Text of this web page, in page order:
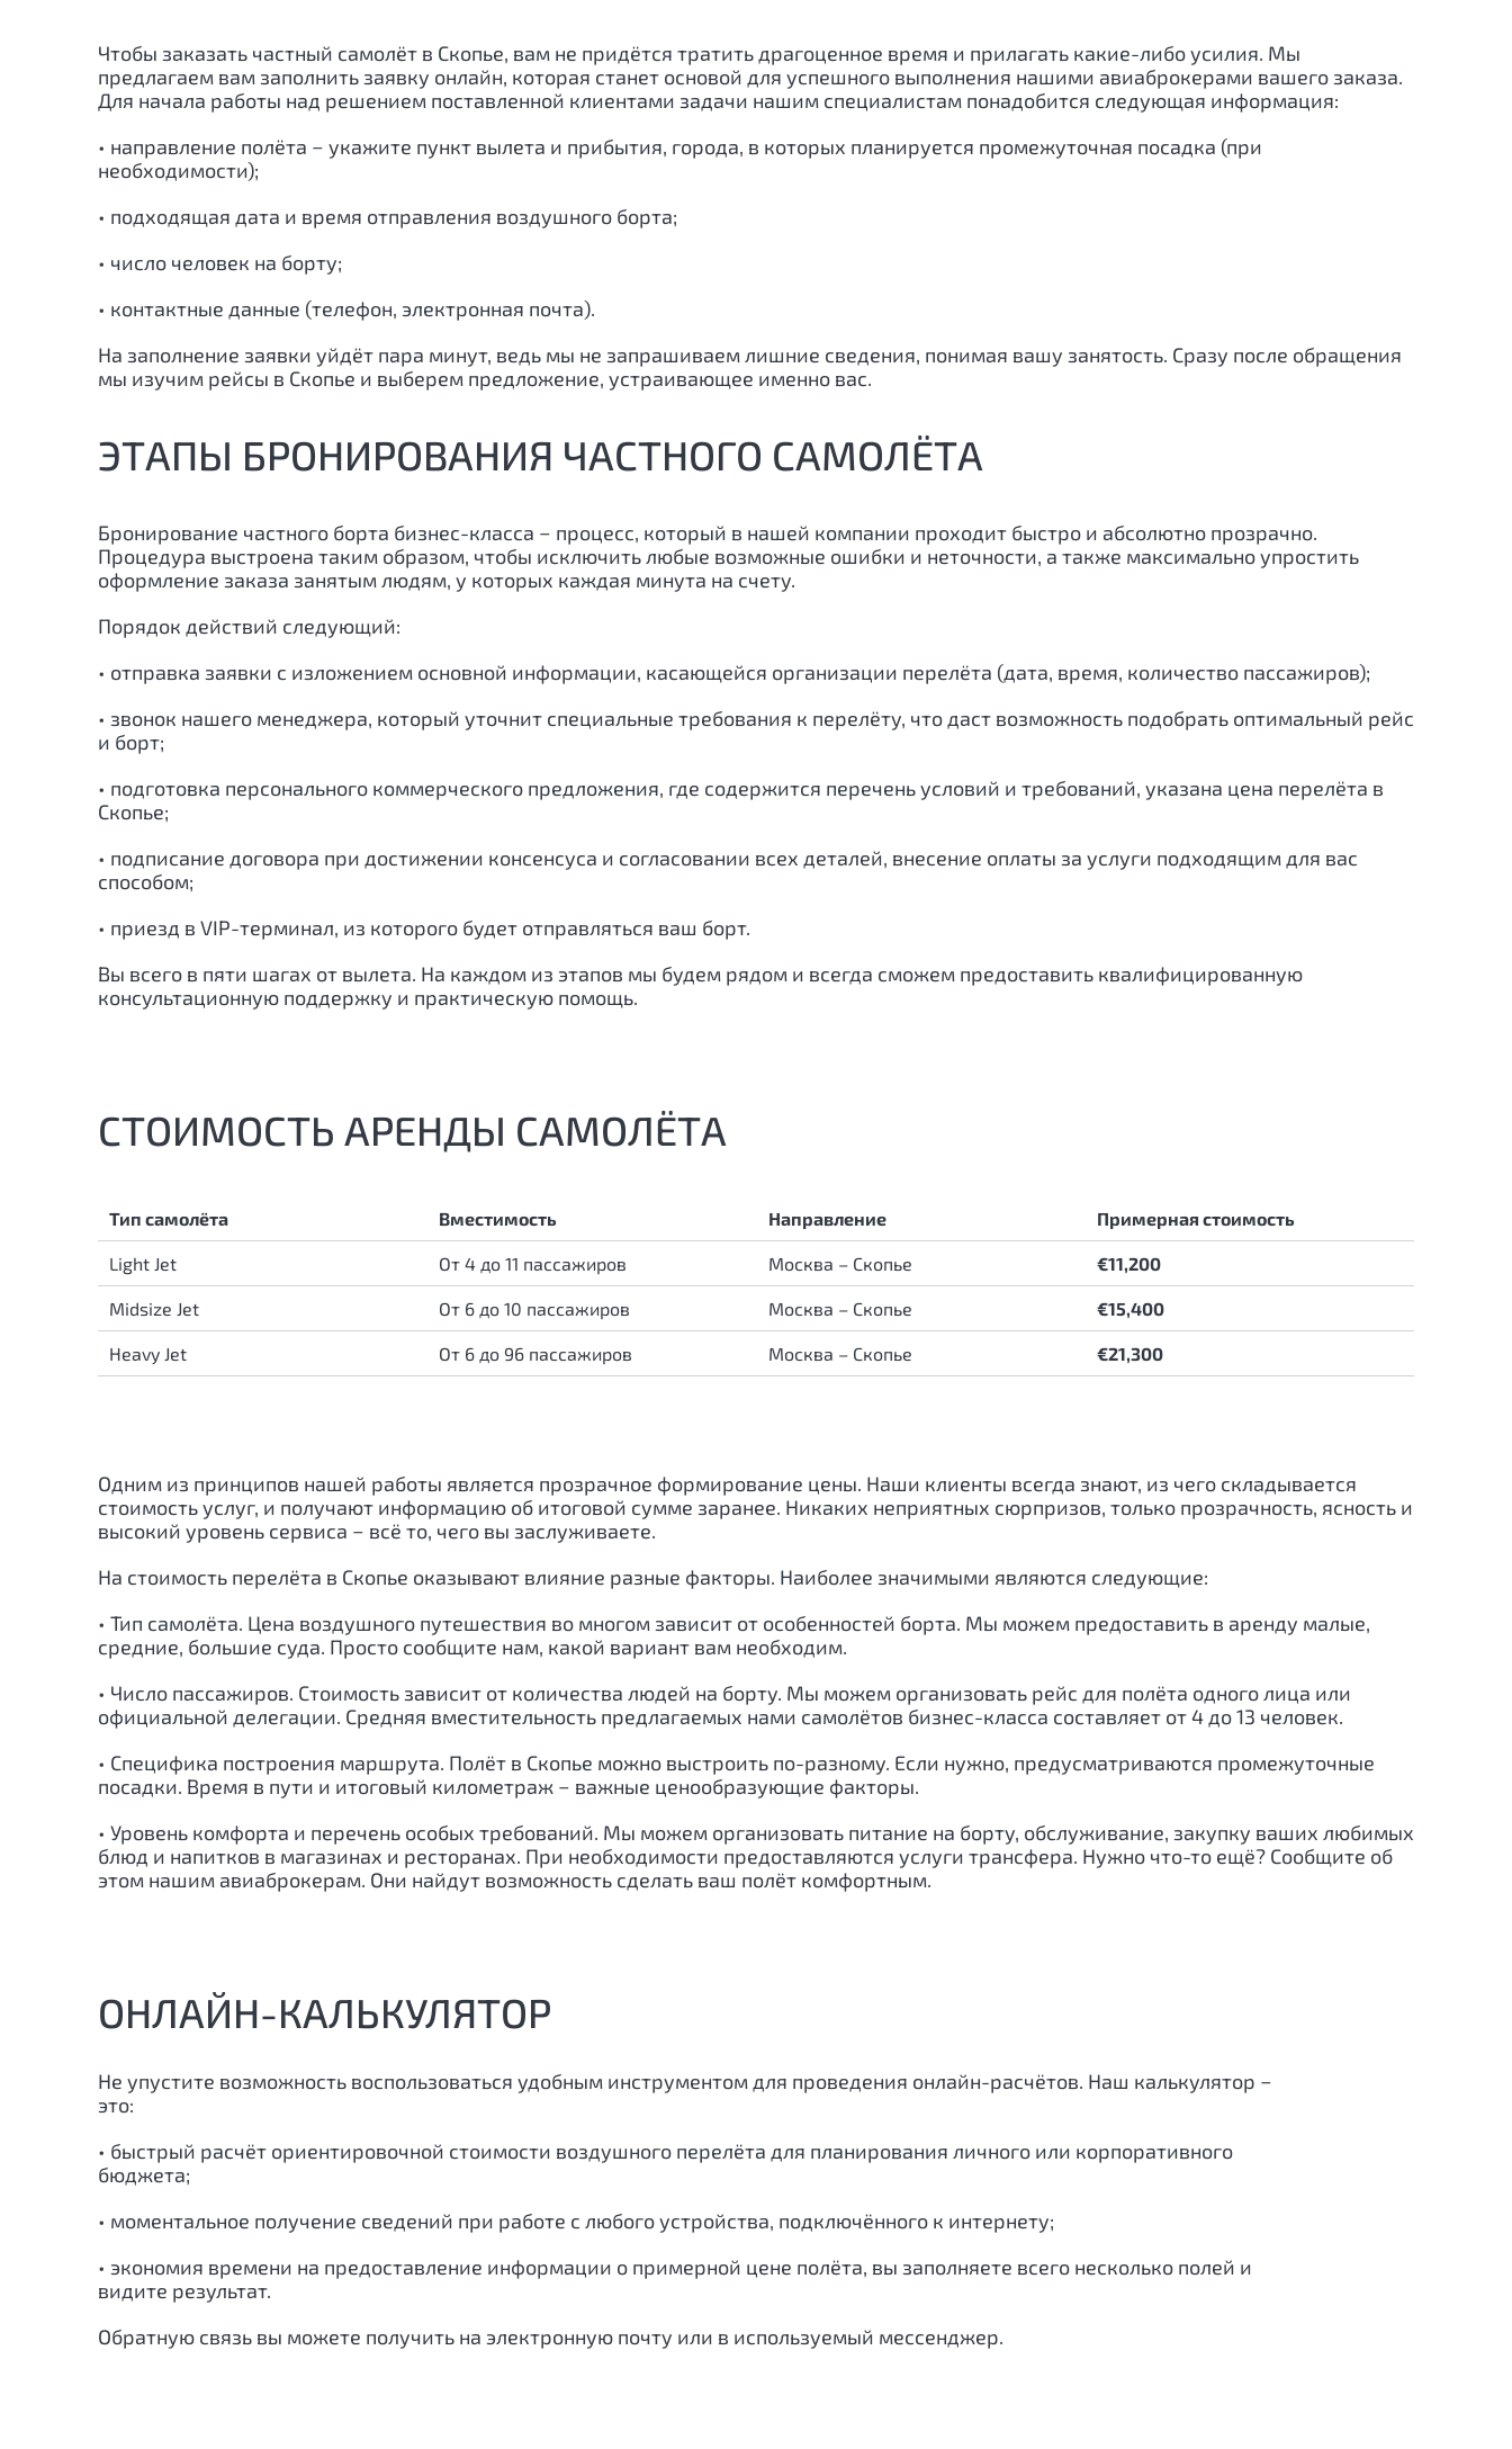
Чтобы заказать частный самолёт в Скопье, вам не придётся тратить драгоценное время и прилагать какие-либо усилия. Мы
предлагаем вам заполнить заявку онлайн, которая станет основой для успешного выполнения нашими авиаброкерами вашего заказа.
Для начала работы над решением поставленной клиентами задачи нашим специалистам понадобится следующая информация:
• направление полёта − укажите пункт вылета и прибытия, города, в которых планируется промежуточная посадка (при
необходимости);
• подходящая дата и время отправления воздушного борта;
• число человек на борту;
• контактные данные (телефон, электронная почта).
На заполнение заявки уйдёт пара минут, ведь мы не запрашиваем лишние сведения, понимая вашу занятость. Сразу после обращения
мы изучим рейсы в Скопье и выберем предложение, устраивающее именно вас.
ЭТАПЫ БРОНИРОВАНИЯ ЧАСТНОГО САМОЛЁТА
Бронирование частного борта бизнес-класса − процесс, который в нашей компании проходит быстро и абсолютно прозрачно.
Процедура выстроена таким образом, чтобы исключить любые возможные ошибки и неточности, а также максимально упростить
оформление заказа занятым людям, у которых каждая минута на счету.
Порядок действий следующий:
• отправка заявки с изложением основной информации, касающейся организации перелёта (дата, время, количество пассажиров);
• звонок нашего менеджера, который уточнит специальные требования к перелёту, что даст возможность подобрать оптимальный рейс
и борт;
• подготовка персонального коммерческого предложения, где содержится перечень условий и требований, указана цена перелёта в
Скопье;
• подписание договора при достижении консенсуса и согласовании всех деталей, внесение оплаты за услуги подходящим для вас
способом;
• приезд в VIP-терминал, из которого будет отправляться ваш борт.
Вы всего в пяти шагах от вылета. На каждом из этапов мы будем рядом и всегда сможем предоставить квалифицированную
консультационную поддержку и практическую помощь.
СТОИМОСТЬ АРЕНДЫ САМОЛЁТА
Тип самолёта Вместимость Направление Примерная стоимость
Light Jet От 4 до 11 пассажиров Москва – Скопье €11,200
Midsize Jet От 6 до 10 пассажиров Москва – Скопье €15,400
Heavy Jet От 6 до 96 пассажиров Москва – Скопье €21,300
Одним из принципов нашей работы является прозрачное формирование цены. Наши клиенты всегда знают, из чего складывается
стоимость услуг, и получают информацию об итоговой сумме заранее. Никаких неприятных сюрпризов, только прозрачность, ясность и
высокий уровень сервиса − всё то, чего вы заслуживаете.
На стоимость перелёта в Скопье оказывают влияние разные факторы. Наиболее значимыми являются следующие:
• Тип самолёта. Цена воздушного путешествия во многом зависит от особенностей борта. Мы можем предоставить в аренду малые,
средние, большие суда. Просто сообщите нам, какой вариант вам необходим.
• Число пассажиров. Стоимость зависит от количества людей на борту. Мы можем организовать рейс для полёта одного лица или
официальной делегации. Средняя вместительность предлагаемых нами самолётов бизнес-класса составляет от 4 до 13 человек.
• Специфика построения маршрута. Полёт в Скопье можно выстроить по-разному. Если нужно, предусматриваются промежуточные
посадки. Время в пути и итоговый километраж − важные ценообразующие факторы.
• Уровень комфорта и перечень особых требований. Мы можем организовать питание на борту, обслуживание, закупку ваших любимых
блюд и напитков в магазинах и ресторанах. При необходимости предоставляются услуги трансфера. Нужно что-то ещё? Сообщите об
этом нашим авиаброкерам. Они найдут возможность сделать ваш полёт комфортным.
ОНЛАЙН-КАЛЬКУЛЯТОР
Не упустите возможность воспользоваться удобным инструментом для проведения онлайн-расчётов. Наш калькулятор −
это:
• быстрый расчёт ориентировочной стоимости воздушного перелёта для планирования личного или корпоративного
бюджета;
• моментальное получение сведений при работе с любого устройства, подключённого к интернету;
• экономия времени на предоставление информации о примерной цене полёта, вы заполняете всего несколько полей и
видите результат.
Обратную связь вы можете получить на электронную почту или в используемый мессенджер.